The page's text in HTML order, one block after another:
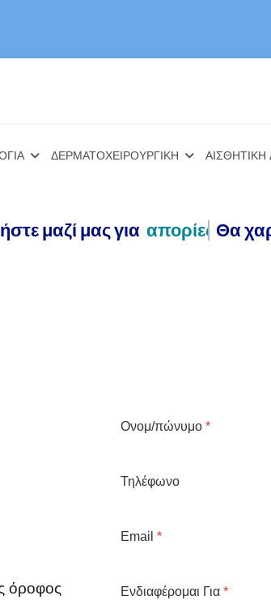
ΔΕΡΜΑΤΟΧΕΙΡΟΥΡΓΙΚΗ
μαζί μας για συμβουλές
Θα
όροφος
Ονομ/πώνυμο *
Τηλέφωνο
Email *
Ενδιαφέρομαι Για *